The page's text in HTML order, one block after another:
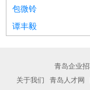
包微铃
谭丰毅
青岛企业
关于我们
青岛人才网